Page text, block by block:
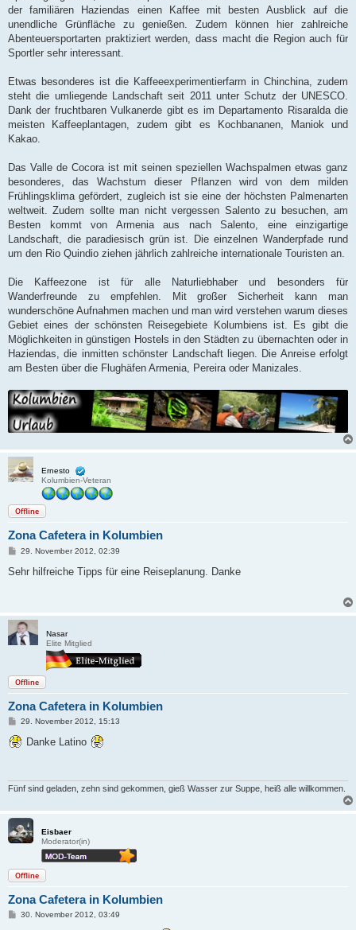
der familiären Haziendas einen Kaffee mit besten Ausblick auf die
unendliche Grünfläche zu genießen. Zudem können hier zahlreiche
Abenteuersportarten praktiziert werden, dass macht die Region auch für
Sportler sehr interessant.
Etwas besonderes ist die Kaffeeexperimentierfarm in Chinchina, zudem
steht die umliegende Landschaft seit 2011 unter Schutz der UNESCO.
Dank der fruchtbaren Vulkanerde gibt es im Departamento Risaralda die
meisten Kaffeeplantagen, zudem gibt es Kochbananen, Maniok und
Kakao.
Das Valle de Cocora ist mit seinen speziellen Wachspalmen etwas ganz
besonderes, das Wachstum dieser Pflanzen wird von dem milden
Frühlingsklima gefördert, zugleich ist sie eine der höchsten Palmenarten
weltweit. Zudem sollte man nicht vergessen Salento zu besuchen, am
Besten kommt von Armenia aus nach Salento, eine einzigartige
Landschaft, die paradiesisch grün ist. Die einzelnen Wanderpfade rund
um den Rio Quindio ziehen jährlich zahlreiche internationale Touristen an.
Die Kaffeezone ist für alle Naturliebhaber und besonders für
Wanderfreunde zu empfehlen. Mit großer Sicherheit kann man
wunderschöne Aufnahmen machen und man wird verstehen warum dieses
Gebiet eines der schönsten Reisegebiete Kolumbiens ist. Es gibt die
Möglichkeiten in günstigen Hostels in den Städten zu übernachten oder in
Haziendas, die inmitten schönster Landschaft liegen. Die Anreise erfolgt
am Besten über die Flughäfen Armenia, Pereira oder Manizales.
Ernesto
Kolumbien-Veteran
Offline
Zona Cafetera in Kolumbien
B
i
29. November 2012, 02:39
Sehr hilfreiche Tipps für eine Reiseplanung. Danke
Nasar
Elite Mitglied
Offline
Zona Cafetera in Kolumbien
B
i
t
29. November 2012, 15:13
Danke Latino
Fünf sind geladen, zehn sind gekommen, gieß Wasser zur Suppe, heiß alle willkommen.
Eisbaer
Moderator(in)
Offline
Zona Cafetera in Kolumbien
B30. November 2012, 03:49